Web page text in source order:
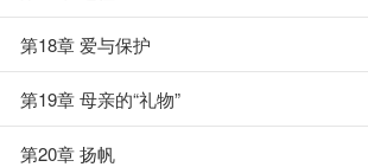
第18章 爱与保护
第19章 母亲的“礼物”
第20章 扬帆